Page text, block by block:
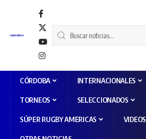
CÓRDOBA INTERNACIONALES
TORNEOS SELECCIONADOS
SÚPER RUGBY AMERICAS VIDEOS